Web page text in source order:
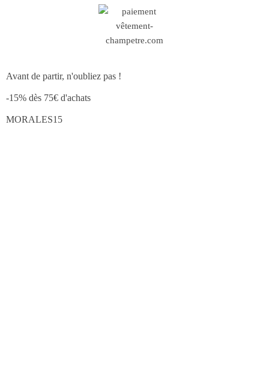
Avant de partir, n'oubliez pas !
-15% dès 75€ d'achats
MORALES15